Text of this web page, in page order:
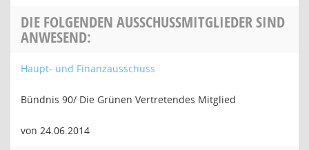
DIE FOLGENDEN AUSSCHUSSMITGLIEDER SIND
ANWESEND:
Haupt- und Finanzausschuss
Bündnis 90/ Die Grünen Vertretendes Mitglied
von 24.06.2014